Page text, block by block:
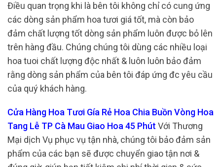
Điều quan trọng khi là bên tôi không chỉ có cung ứng
các dòng sản phẩm hoa tươi giá tốt, mà còn bảo
đảm chất lượng tốt dòng sản phẩm luôn được bỏ lên
trên hàng đầu. Chúng chúng tôi dùng các nhiều loại
hoa tuoi chất lượng độc nhất & luôn luôn bảo đảm
rằng dòng sản phẩm của bên tôi đáp ứng đc yêu cầu
của quý khách hàng.
Cửa Hàng Hoa Tươi Gía Rẻ Hoa Chia Buồn Vòng Hoa
Tang Lễ TP Cà Mau Giao Hoa 45 Phút Với Thương
Mại dịch Vụ phục vụ tận nhà, chúng tôi bảo đảm sản
phẩm của các bạn sẽ được chuyển giao tận nơi &